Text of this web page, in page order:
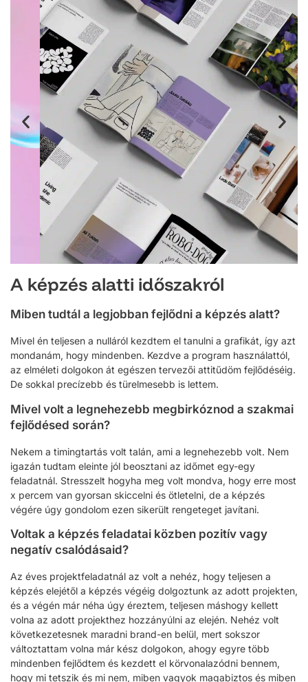
A képzés alatti időszakról
Miben tudtál a legjobban fejlődni a képzés alatt?
Mivel én teljesen a nulláról kezdtem el tanulni a grafikát, így azt
mondanám, hogy mindenben. Kezdve a program használattól,
az elméleti dolgokon át egészen tervezői attitűdöm fejlődéséig.
De sokkal precízebb és türelmesebb is lettem.
Mivel volt a legnehezebb megbirkóznod a szakmai
fejlődésed során?
Nekem a timingtartás volt talán, ami a legnehezebb volt. Nem
igazán tudtam eleinte jól beosztani az időmet egy-egy
feladatnál. Stresszelt hogyha meg volt mondva, hogy erre most
x percem van gyorsan skiccelni és ötletelni, de a képzés
végére úgy gondolom ezen sikerült rengeteget javítani.
Voltak a képzés feladatai közben pozitív vagy
negatív csalódásaid?
Az éves projektfeladatnál az volt a nehéz, hogy teljesen a
képzés elejétől a képzés végéig dolgoztunk az adott projekten,
és a végén már néha úgy éreztem, teljesen máshogy kellett
volna az adott projekthez hozzányúlni az elején. Nehéz volt
következetesnek maradni brand-en belül, mert sokszor
változtattam volna már kész dolgokon, ahogy egyre több
mindenben fejlődtem és kezdett el körvonalazódni bennem,
hogy mi tetszik és mi nem, miben vagyok magabiztos és miben